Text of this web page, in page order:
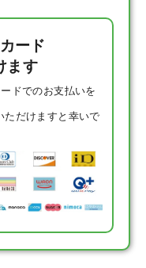
ード
ます
ドでのお支払いを
ただけますと幸いで